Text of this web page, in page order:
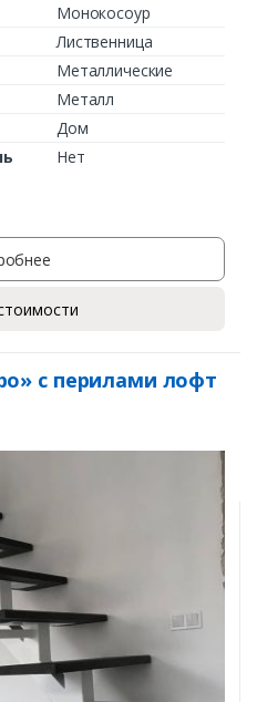
Монокосоур
Лиственница
Металлические
Металл
Дом
Нет
с перилами лофт